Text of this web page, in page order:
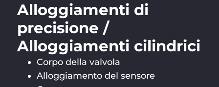
Alloggiamenti di
precisione /
Alloggiamenti cilindrici
Corpo della valvola
Alloggiamento del sensore